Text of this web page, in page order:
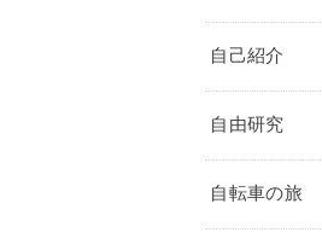
自己紹介
自由研究
自転車の旅